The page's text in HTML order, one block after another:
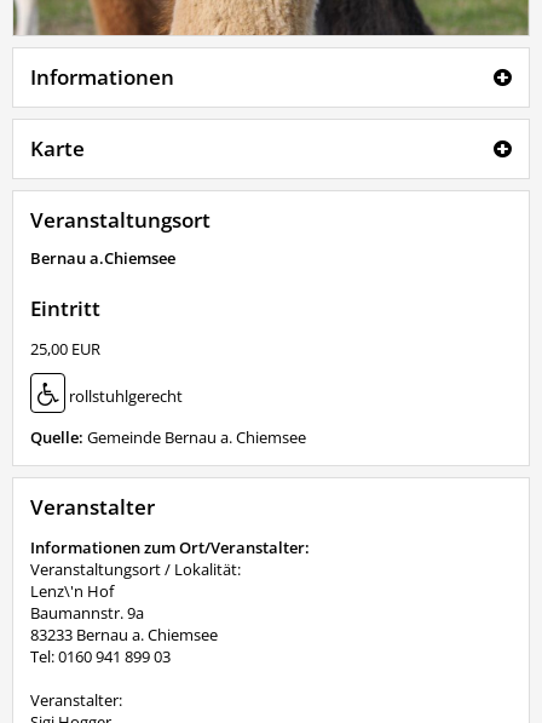
Informationen
Karte
Veranstaltungsort
Bernau a.Chiemsee
Eintritt
25,00 EUR
rollstuhlgerecht
Quelle: Gemeinde Bernau a. Chiemsee
Veranstalter
Informationen zum Ort/Veranstalter:
Veranstaltungsort / Lokalität:
Lenz\'n Hof
Baumannstr. 9a
83233 Bernau a. Chiemsee
Tel: 0160 941 899 03
Veranstalter: